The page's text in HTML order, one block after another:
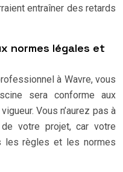
entraîner des retards
normes légales et
à Wavre, vous
sera conforme aux
Vous n’aurez pas à
votre projet, car votre
les règles et les normes